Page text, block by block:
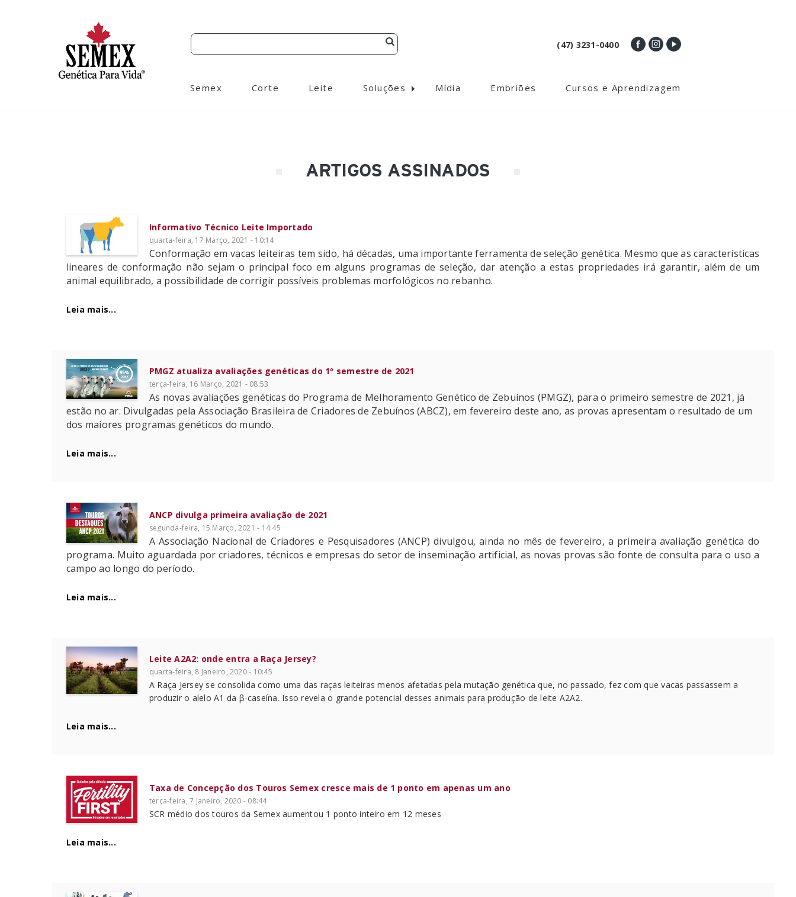
(47) 3231-0400
Semex Corte Leite Soluções Mídia Embriões Cursos e Aprendizagem
ARTIGOS ASSINADOS
Informativo Técnico Leite Importado
quarta-feira, 17 Março, 2021 - 10:14
Conformação em vacas leiteiras tem sido, há décadas, uma importante ferramenta de seleção genética. Mesmo que as características
lineares de conformação não sejam o principal foco em alguns programas de seleção, dar atenção a estas propriedades irá garantir, além de um
animal equilibrado, a possibilidade de corrigir possíveis problemas morfológicos no rebanho.
Leia mais...
PMGZ atualiza avaliações genéticas do 1º semestre de 2021
terça-feira, 16 Março, 2021 - 08:53
As novas avaliações genéticas do Programa de Melhoramento Genético de Zebuínos (PMGZ), para o primeiro semestre de 2021, já
estão no ar. Divulgadas pela Associação Brasileira de Criadores de Zebuínos (ABCZ), em fevereiro deste ano, as provas apresentam o resultado de um
dos maiores programas genéticos do mundo.
Leia mais...
ANCP divulga primeira avaliação de 2021
segunda-feira, 15 Março, 2021 - 14:45
A Associação Nacional de Criadores e Pesquisadores (ANCP) divulgou, ainda no mês de fevereiro, a primeira avaliação genética do
programa. Muito aguardada por criadores, técnicos e empresas do setor de inseminação artificial, as novas provas são fonte de consulta para o uso a
campo ao longo do período.
Leia mais...
Leite A2A2: onde entra a Raça Jersey?
quarta-feira, 8 Janeiro, 2020 - 10:45
A Raça Jersey se consolida como uma das raças leiteiras menos afetadas pela mutação genética que, no passado, fez com que vacas passassem a
produzir o alelo A1 da β-caseína. Isso revela o grande potencial desses animais para produção de leite A2A2.
Leia mais...
Taxa de Concepção dos Touros Semex cresce mais de 1 ponto em apenas um ano
terça-feira, 7 Janeiro, 2020 - 08:44
SCR médio dos touros da Semex aumentou 1 ponto inteiro em 12 meses
Leia mais...